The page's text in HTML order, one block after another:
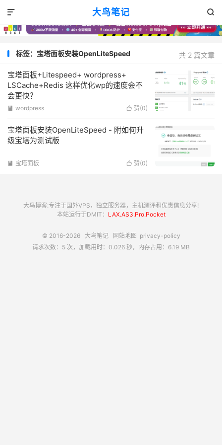
大鸟笔记 

共 2 篇文章
标签：宝塔面板安装OpenLiteSpeed
宝塔面板+Litespeed+ wordpress+
LSCache+Redis 这样优化wp的速度会不
会更快？
 赞(0)
 wordpress
宝塔面板安装OpenLiteSpeed - 附如何升
级宝塔为测试版
 赞(0)
 宝塔面板
大鸟博客:专注于国外VPS，独立服务器，主机测评和优惠信息分享!
本站运行于DMIT： LAX.AS3.Pro.Pocket
© 2016-2026 大鸟笔记 网站地图 privacy-policy
请求次数：5 次，加载用时：0.026 秒，内存占用：6.19 MB